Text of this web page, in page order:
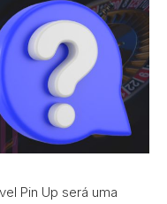
Pin Up será uma